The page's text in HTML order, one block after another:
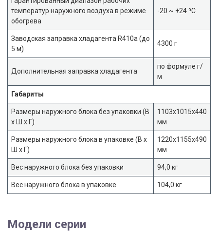
температур наружного воздуха в режиме
обогрева
-20 ~ +24 ⁰С
Заводская заправка хладагента R410a (до
5 м)
4300 г
Дополнительная заправка хладагента
по формуле г/
м
Габариты
Размеры наружного блока без упаковки (В
х Ш х Г)
1103х1015х440
мм
Размеры наружного блока в упаковке (В х
Ш х Г)
1220х1155х490
мм
Вес наружного блока без упаковки 94,0 кг
Вес наружного блока в упаковке 104,0 кг
Модели серии